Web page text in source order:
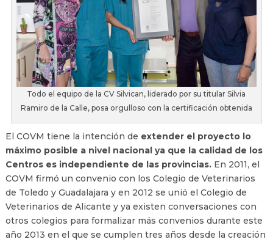
Todo el equipo de la CV Silvican, liderado por su titular Silvia
Ramiro de la Calle, posa orgulloso con la certificación obtenida
El COVM tiene la intención de extender el proyecto lo
máximo posible a nivel nacional ya que la calidad de los
Centros es independiente de las provincias. En 2011, el
COVM firmó un convenio con los Colegio de Veterinarios
de Toledo y Guadalajara y en 2012 se unió el Colegio de
Veterinarios de Alicante y ya existen conversaciones con
otros colegios para formalizar más convenios durante este
año 2013 en el que se cumplen tres años desde la creación